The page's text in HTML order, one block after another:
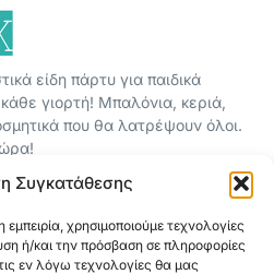
Συγκατάθεσης
χρησιμοποιούμε τεχνολογίες
ή/και την πρόσβαση σε πληροφορίες
εν λόγω τεχνολογίες θα μας
είδη πάρτυ για παιδικά
γιορτή! Μπαλόνια, κεριά,
που θα λατρέψουν όλοι.